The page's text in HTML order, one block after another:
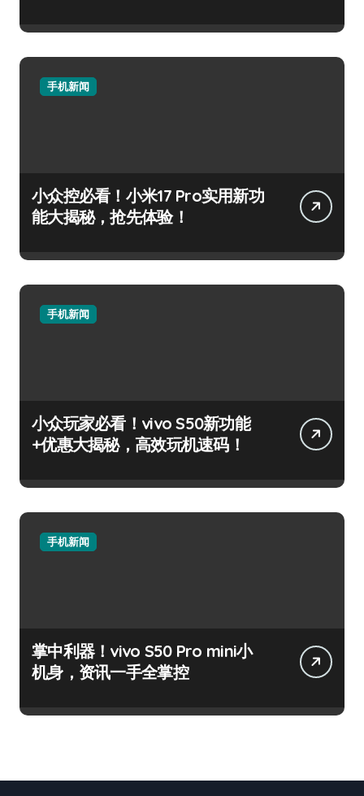
手机新闻
小众控必看！小米17 Pro实用新功
能大揭秘，抢先体验！
手机新闻
小众玩家必看！vivo S50新功能
+优惠大揭秘，高效玩机速码！
手机新闻
掌中利器！vivo S50 Pro mini小
机身，资讯一手全掌控